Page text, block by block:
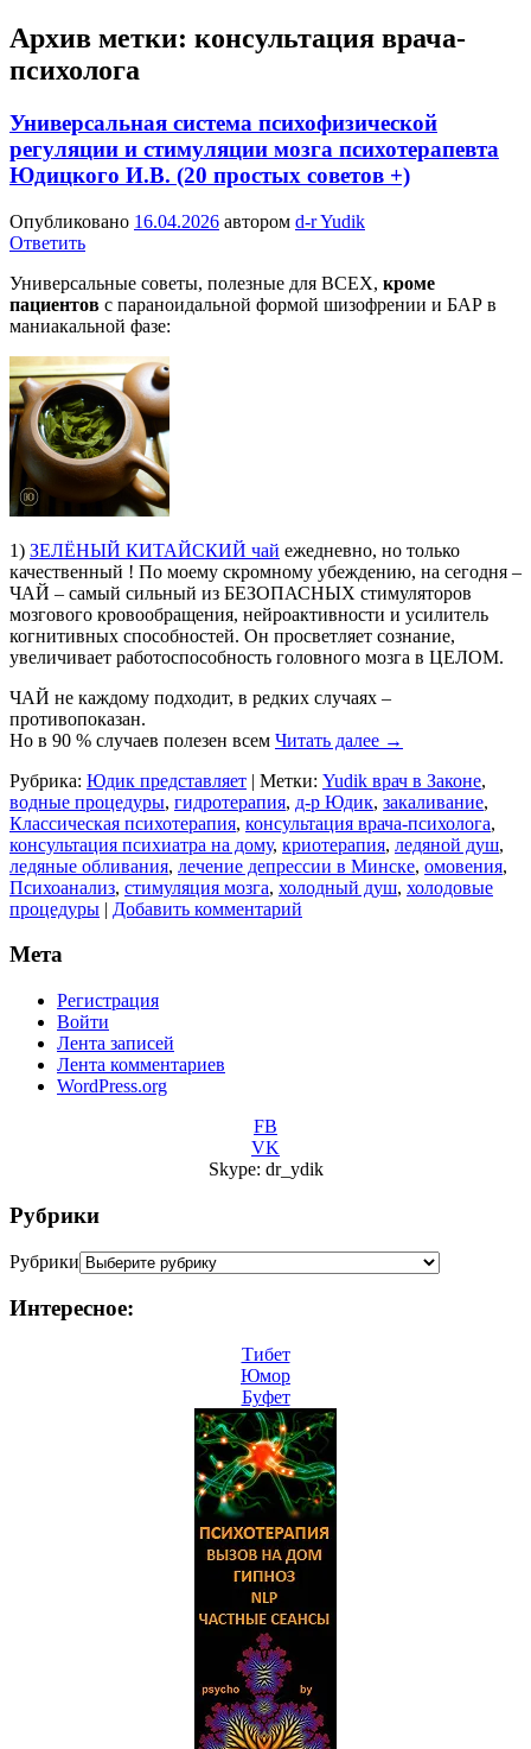
Архив метки: консультация врача-
психолога
Универсальная система психофизической
регуляции и стимуляции мозга психотерапевта
Юдицкого И.В. (20 простых советов +)
Опубликовано 16.04.2026 автором d-r Yudik
Ответить
Универсальные советы, полезные для ВСЕХ, кроме
пациентов с параноидальной формой шизофрении и БАР в
маниакальной фазе:
1) ЗЕЛЁНЫЙ КИТАЙСКИЙ чай ежедневно, но только
качественный ! По моему скромному убеждению, на сегодня –
ЧАЙ – самый сильный из БЕЗОПАСНЫХ стимуляторов
мозгового кровообращения, нейроактивности и усилитель
когнитивных способностей. Он просветляет сознание,
увеличивает работоспособность головного мозга в ЦЕЛОМ.
ЧАЙ не каждому подходит, в редких случаях –
противопоказан.
Но в 90 % случаев полезен всем Читать далее →
Рубрика: Юдик представляет | Метки: Yudik врач в Законе,
водные процедуры, гидротерапия, д-р Юдик, закаливание,
Классическая психотерапия, консультация врача-психолога,
консультация психиатра на дому, криотерапия, ледяной душ,
ледяные обливания, лечение депрессии в Минске, омовения,
Психоанализ, стимуляция мозга, холодный душ, холодовые
процедуры | Добавить комментарий
Мета
Регистрация
Войти
Лента записей
Лента комментариев
WordPress.org
FB
VK
Skype: dr_ydik
Рубрики
Рубрики
Интересное:
Тибет
Юмор
Буфет